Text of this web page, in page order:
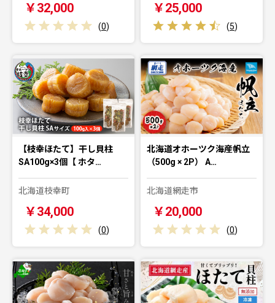
￥32,000
(0)
￥25,000
(5)
【枝幸ほたて】干し貝柱
SA100g×3個【 ホタ…
北海道枝幸町
￥34,000
(0)
北海道オホーツク海産帆立
（500g × 2P） A…
北海道網走市
￥20,000
(0)